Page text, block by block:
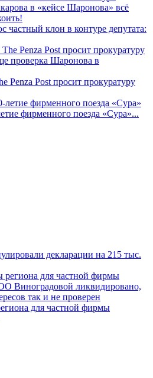
клон в контуре депутата:
Penza Post просит прокуратуру
фирменного поезда «Сура»...
декларации на 215 тыс.
для частной фирмы